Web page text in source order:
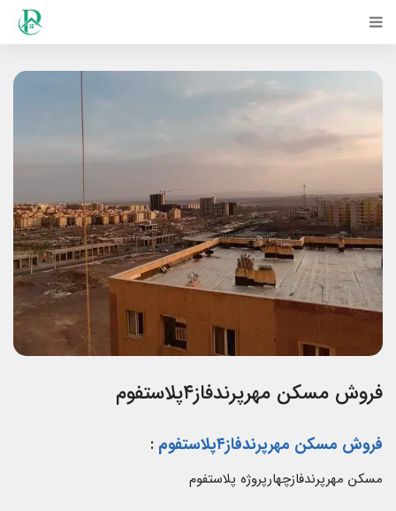
فروش مسکن مهرپرندفاز۴پلاستفوم
فروش مسکن مهرپرندفاز۴پلاستفوم :
مسکن مهرپرندفازچهارپروژه پلاستفوم